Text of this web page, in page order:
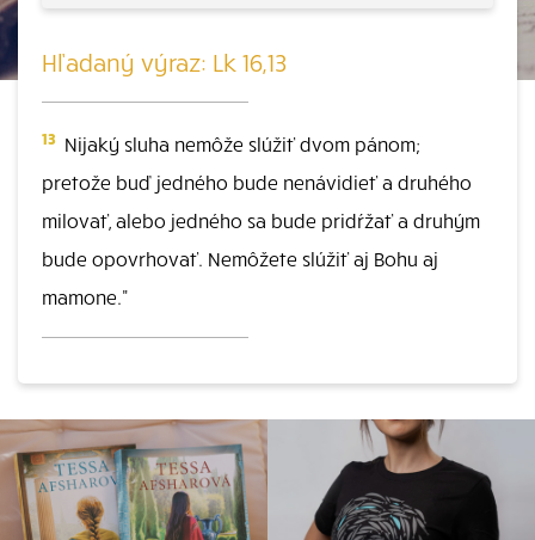
Hľadaný výraz: Lk 16,13
13 Nijaký sluha nemôže slúžiť dvom pánom;
pretože buď jedného bude nenávidieť a druhého
milovať, alebo jedného sa bude pridŕžať a druhým
bude opovrhovať. Nemôžete slúžiť aj Bohu aj
mamone."